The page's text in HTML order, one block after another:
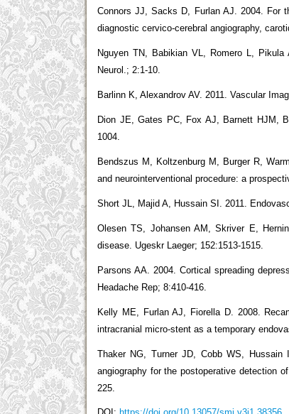
Connors JJ, Sacks D, Furlan AJ. 2004. For
diagnostic cervico-cerebral angiography,
Nguyen TN, Babikian VL, Romero L,
Neurol.; 2:1-10.
Barlinn K, Alexandrov AV. 2011. Vascular
Dion JE, Gates PC, Fox AJ, Barnett HJM,
1004.
Bendszus M, Koltzenburg M, Burger R,
and neurointerventional procedure: a
Short JL, Majid A, Hussain SI. 2011.
Olesen TS, Johansen AM, Skriver E,
disease. Ugeskr Laeger; 152:1513-1515.
Parsons AA. 2004. Cortical spreading
Headache Rep; 8:410-416.
Kelly ME, Furlan AJ, Fiorella D. 2008.
intracranial micro-stent as a temporary
Thaker NG, Turner JD, Cobb WS,
angiography for the postoperative detection
225.